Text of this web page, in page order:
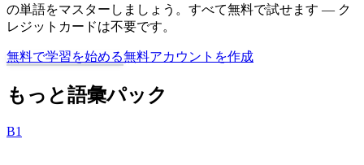
の単語をマスターしましょう。すべて無料で試せます — ク
レジットカードは不要です。
無料で学習を始める無料アカウントを作成
もっと語彙パック
B1